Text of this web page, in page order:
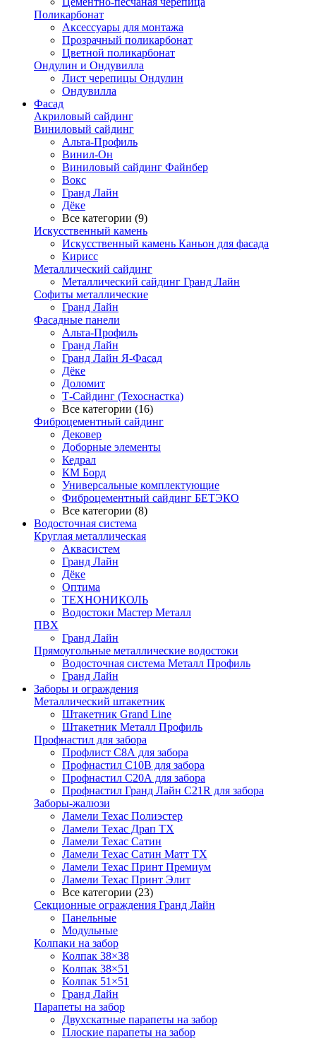
Поликарбонат
Аксессуары для монтажа
Прозрачный поликарбонат
Цветной поликарбонат
Ондулин и Ондувилла
Лист черепицы Ондулин
Ондувилла
Фасад
Акриловый сайдинг
Виниловый сайдинг
Альта-Профиль
Винил-Он
Виниловый сайдинг Файнбер
Вокс
Гранд Лайн
Дёке
Все категории (9)
Искусственный камень
Искусственный камень Каньон для фасада
Кирисс
Металлический сайдинг
Металлический сайдинг Гранд Лайн
Софиты металлические
Гранд Лайн
Фасадные панели
Альта-Профиль
Гранд Лайн
Гранд Лайн Я-Фасад
Дёке
Доломит
Т-Сайдинг (Техоснастка)
Все категории (16)
Фиброцементный сайдинг
Дековер
Доборные элементы
Кедрал
КМ Борд
Универсальные комплектующие
Фиброцементный сайдинг БЕТЭКО
Все категории (8)
Водосточная система
Круглая металлическая
Аквасистем
Гранд Лайн
Дёке
Оптима
ТЕХНОНИКОЛЬ
Водостоки Мастер Металл
ПВХ
Гранд Лайн
Прямоугольные металлические водостоки
Водосточная система Металл Профиль
Гранд Лайн
Заборы и ограждения
Металлический штакетник
Штакетник Grand Line
Штакетник Металл Профиль
Профнастил для забора
Профлист С8А для забора
Профнастил С10В для забора
Профнастил С20А для забора
Профнастил Гранд Лайн С21R для забора
Заборы-жалюзи
Ламели Техас Полиэстер
Ламели Техас Драп ТХ
Ламели Техас Сатин
Ламели Техас Сатин Матт ТХ
Ламели Техас Принт Премиум
Ламели Техас Принт Элит
Все категории (23)
Секционные ограждения Гранд Лайн
Панельные
Модульные
Колпаки на забор
Колпак 38×38
Колпак 38×51
Колпак 51×51
Гранд Лайн
Парапеты на забор
Двухскатные парапеты на забор
Плоские парапеты на забор